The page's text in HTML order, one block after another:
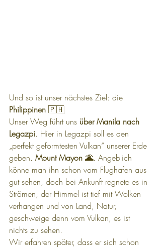
Und so ist unser nächstes Ziel: die
Philippinen 🇵🇭
Unser Weg führt uns über Manila nach
Legazpi. Hier in Legazpi soll es den
„perfekt geformtesten Vulkan“ unserer Erde
geben. Mount Mayon 🌋. Angeblich
könne man ihn schon vom Flughafen aus
gut sehen, doch bei Ankunft regnete es in
Strömen, der Himmel ist tief mit Wolken
verhangen und von Land, Natur,
geschweige denn vom Vulkan, es ist
nichts zu sehen.
Wir erfahren später, dass er sich schon